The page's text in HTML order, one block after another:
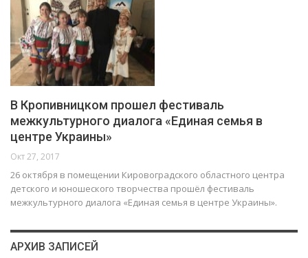
В Кропивницком прошел фестиваль
межкультурного диалога «Единая семья в
центре Украины»
Окт 27, 2017
26 октября в помещении Кировоградского областного центра
детского и юношеского творчества прошёл фестиваль
межкультурного диалога «Единая семья в центре Украины».
АРХИВ ЗАПИСЕЙ